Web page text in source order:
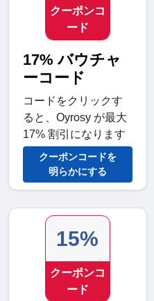
クーポンコ
ード
17% バウチャ
ーコード
コードをクリックす
ると、Oyrosy が最大
17% 割引になります
クーポンコードを
明らかにする
15%
クーポンコ
ード